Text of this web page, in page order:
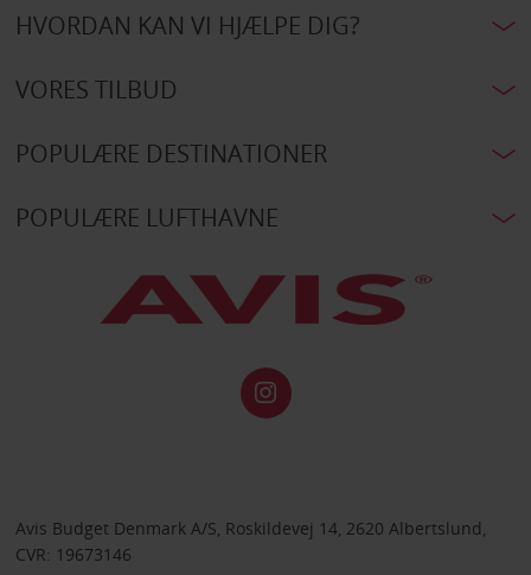
HVORDAN KAN VI HJÆLPE DIG?
VORES TILBUD
POPULÆRE DESTINATIONER
POPULÆRE LUFTHAVNE
Avis Budget Denmark A/S, Roskildevej 14, 2620 Albertslund,
CVR: 19673146